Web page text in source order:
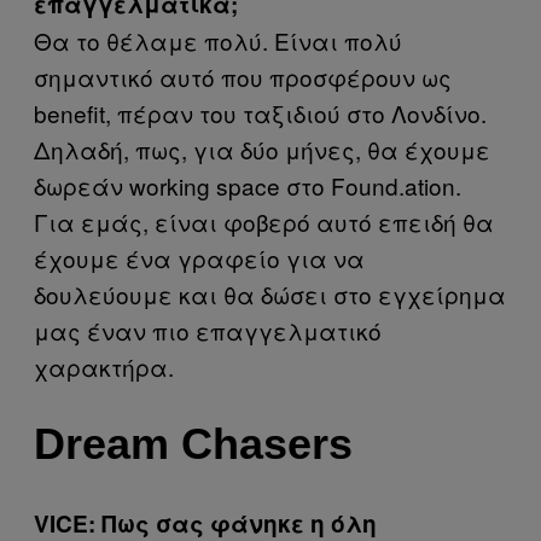
Θα το θέλαμε πολύ. Είναι πολύ
σημαντικό αυτό που προσφέρουν ως
benefit, πέραν του ταξιδιού στο Λονδίνο.
Δηλαδή, πως, για δύο μήνες, θα έχουμε
δωρεάν working space στο Found.ation.
Για εμάς, είναι φοβερό αυτό επειδή θα
έχουμε ένα γραφείο για να
δουλεύουμε και θα δώσει στο εγχείρημα
μας έναν πιο επαγγελματικό
χαρακτήρα.
Dream Chasers
VICE: Πως σας φάνηκε η όλη